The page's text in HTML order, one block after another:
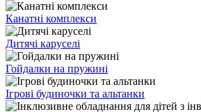
Канатні комплекси
Дитячі каруселі
Гойдалки на пружині
Ігрові будиночки та альтанки